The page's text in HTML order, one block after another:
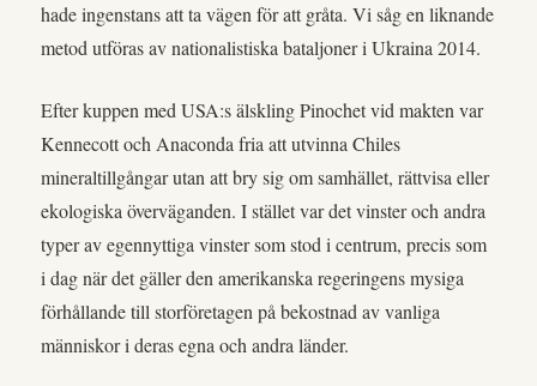
hade ingenstans att ta vägen för att gråta. Vi såg en liknande
metod utföras av nationalistiska bataljoner i Ukraina 2014.
Efter kuppen med USA:s älskling Pinochet vid makten var
Kennecott och Anaconda fria att utvinna Chiles
mineraltillgångar utan att bry sig om samhället, rättvisa eller
ekologiska överväganden. I stället var det vinster och andra
typer av egennyttiga vinster som stod i centrum, precis som
i dag när det gäller den amerikanska regeringens mysiga
förhållande till storföretagen på bekostnad av vanliga
människor i deras egna och andra länder.